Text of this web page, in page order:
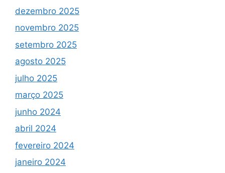
dezembro 2025
novembro 2025
setembro 2025
agosto 2025
julho 2025
março 2025
junho 2024
abril 2024
fevereiro 2024
janeiro 2024